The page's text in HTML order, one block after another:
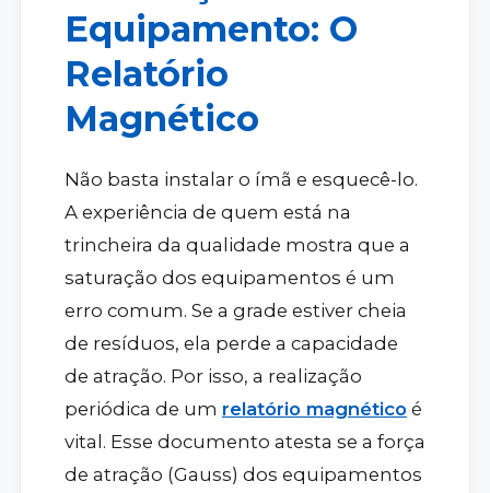
Equipamento: O
Relatório
Magnético
Não basta instalar o ímã e esquecê-lo.
A experiência de quem está na
trincheira da qualidade mostra que a
saturação dos equipamentos é um
erro comum. Se a grade estiver cheia
de resíduos, ela perde a capacidade
de atração. Por isso, a realização
periódica de um relatório magnético é
vital. Esse documento atesta se a força
de atração (Gauss) dos equipamentos